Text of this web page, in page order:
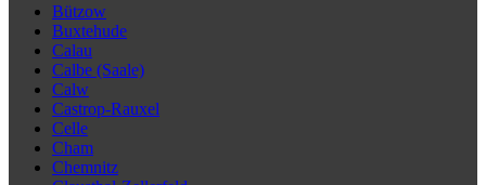
Bützow
Buxtehude
Calau
Calbe (Saale)
Calw
Castrop-Rauxel
Celle
Cham
Chemnitz